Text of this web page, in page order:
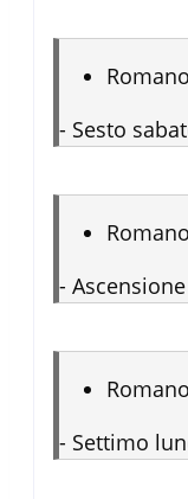
Romano
- Sesto
Romano
-
Romano
- Settimo